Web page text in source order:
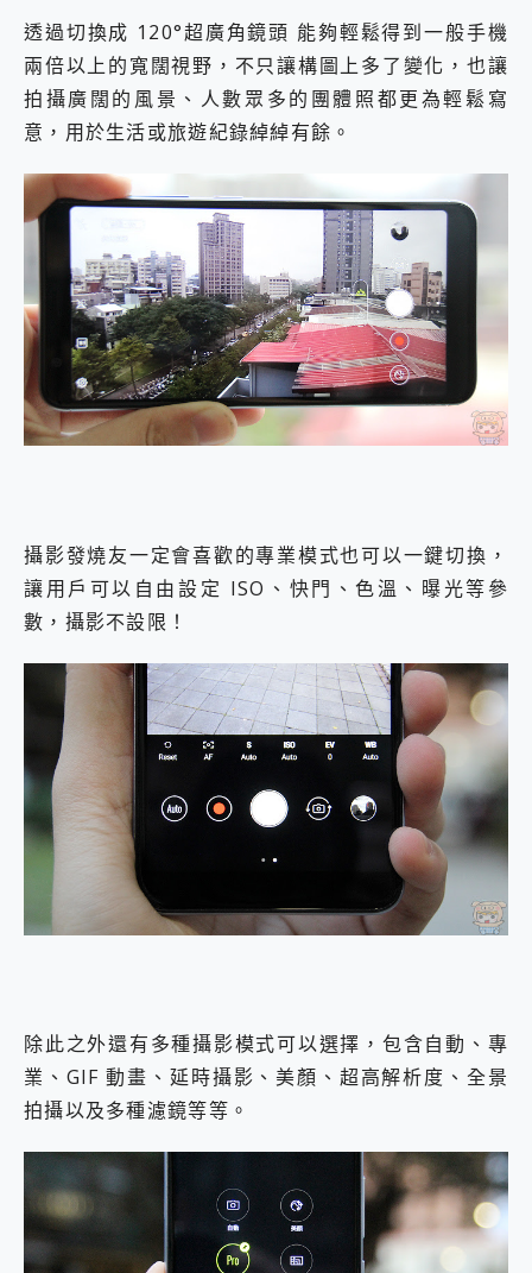
透過切換成 120°超廣角鏡頭 能夠輕鬆得到一般手機
兩倍以上的寬闊視野，不只讓構圖上多了變化，也讓
拍攝廣闊的風景、人數眾多的團體照都更為輕鬆寫
意，用於生活或旅遊紀錄綽綽有餘。
攝影發燒友一定會喜歡的專業模式也可以一鍵切換，
讓用戶可以自由設定 ISO、快門、色溫、曝光等參
數，攝影不設限！
除此之外還有多種攝影模式可以選擇，包含自動、專
業、GIF 動畫、延時攝影、美顏、超高解析度、全景
拍攝以及多種濾鏡等等。